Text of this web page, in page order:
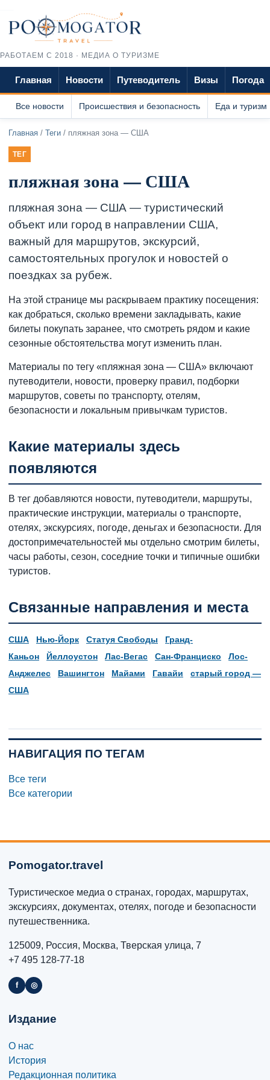
РАБОТАЕМ С 2018 · МЕДИА О ТУРИЗМЕ
Главная Новости Путеводитель Визы Погода
Все новости Происшествия и безопасность Еда и туризм
Главная / Теги / пляжная зона — США
ТЕГ
пляжная зона — США
пляжная зона — США — туристический
объект или город в направлении США,
важный для маршрутов, экскурсий,
самостоятельных прогулок и новостей о
поездках за рубеж.
На этой странице мы раскрываем практику посещения:
как добраться, сколько времени закладывать, какие
билеты покупать заранее, что смотреть рядом и какие
сезонные обстоятельства могут изменить план.
Материалы по тегу «пляжная зона — США» включают
путеводители, новости, проверку правил, подборки
маршрутов, советы по транспорту, отелям,
безопасности и локальным привычкам туристов.
Какие материалы здесь
появляются
В тег добавляются новости, путеводители, маршруты,
практические инструкции, материалы о транспорте,
отелях, экскурсиях, погоде, деньгах и безопасности. Для
достопримечательностей мы отдельно смотрим билеты,
часы работы, сезон, соседние точки и типичные ошибки
туристов.
Связанные направления и места
США Нью-Йорк Статуя Свободы
Гранд-
Каньон
Йеллоустон Лас-Вегас Сан-Франциско
Лос-
Анджелес
Вашингтон Майами Гавайи
старый город —
США
НАВИГАЦИЯ ПО ТЕГАМ
Все теги
Все категории
Pomogator.travel
Туристическое медиа о странах, городах, маршрутах,
экскурсиях, документах, отелях, погоде и безопасности
путешественника.
125009, Россия, Москва, Тверская улица, 7
+7 495 128-77-18
f ◎
Издание
О нас
История
Редакционная политика